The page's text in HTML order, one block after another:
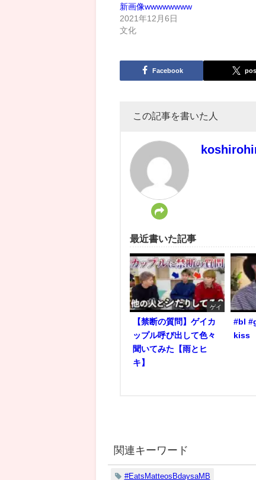
新画像wwwwwwww
2021年12月6日
文化
Facebook
この記事を書いた人
最近書いた記事
ゲイ
【禁断の質問】ゲイカ
ップル呼び出して色々
聞いてみた【雨とヒ
キ】
#bl
kiss
関連キーワード
#EatsMatteosBdaysaMB